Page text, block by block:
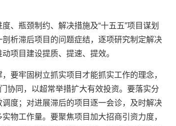
、瓶颈制约、解决措施及“十五五”项目谋划
析滞后项目的问题症结，逐项研究制定解决
项目建设提质、提速、提效。
要牢固树立抓实项目才能抓实工作的理念，
协同，以超常举措扩大有效投资。要落实分
度；对进展滞后的项目逐一会诊，及时解决
物工作量。要聚焦项目加大招商引资力度，